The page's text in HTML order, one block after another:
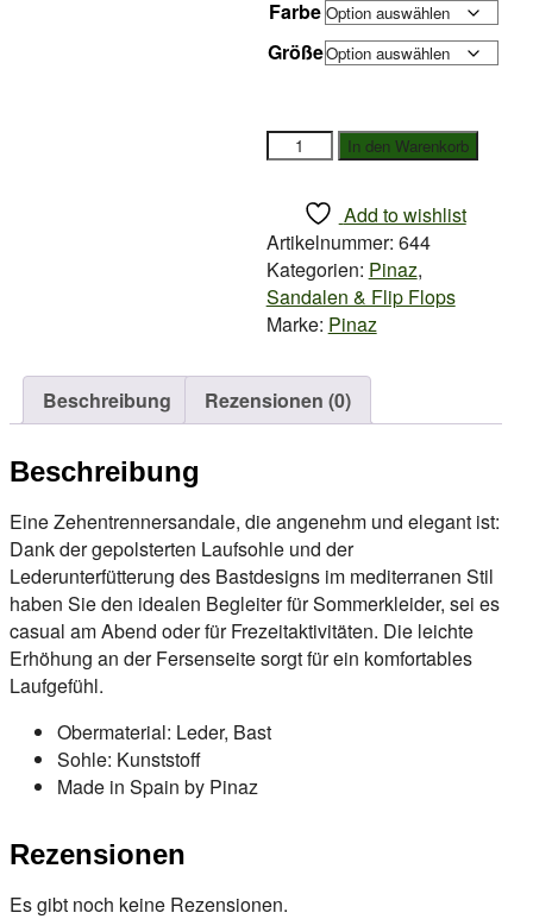
Farbe
Größe
Pinaz
Menge
In den Warenkorb
Add to wishlist
Artikelnummer: 644
Kategorien: Pinaz,
Sandalen & Flip Flops
Marke: Pinaz
Beschreibung Rezensionen (0)
Beschreibung
Eine Zehentrennersandale, die angenehm und elegant ist:
Dank der gepolsterten Laufsohle und der
Lederunterfütterung des Bastdesigns im mediterranen Stil
haben Sie den idealen Begleiter für Sommerkleider, sei es
casual am Abend oder für Frezeitaktivitäten. Die leichte
Erhöhung an der Fersenseite sorgt für ein komfortables
Laufgefühl.
Obermaterial: Leder, Bast
Sohle: Kunststoff
Made in Spain by Pinaz
Rezensionen
Es gibt noch keine Rezensionen.